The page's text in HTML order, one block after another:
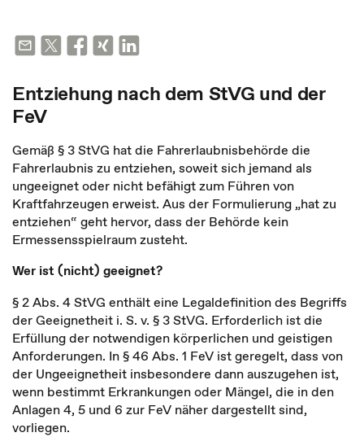
Entziehung nach dem StVG und der
FeV
Gemäß § 3 StVG hat die Fahrerlaubnisbehörde die
Fahrerlaubnis zu entziehen, soweit sich jemand als
ungeeignet oder nicht befähigt zum Führen von
Kraftfahrzeugen erweist. Aus der Formulierung „hat zu
entziehen“ geht hervor, dass der Behörde kein
Ermessensspielraum zusteht.
Wer ist (nicht) geeignet?
§ 2 Abs. 4 StVG enthält eine Legaldefinition des Begriffs
der Geeignetheit i. S. v. § 3 StVG. Erforderlich ist die
Erfüllung der notwendigen körperlichen und geistigen
Anforderungen. In § 46 Abs. 1 FeV ist geregelt, dass von
der Ungeeignetheit insbesondere dann auszugehen ist,
wenn bestimmt Erkrankungen oder Mängel, die in den
Anlagen 4, 5 und 6 zur FeV näher dargestellt sind,
vorliegen.